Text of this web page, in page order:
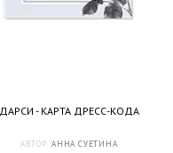
ДАРСИ - КАРТА ДРЕСС-КОДА
АВТОР: АННА СУЕТИНА